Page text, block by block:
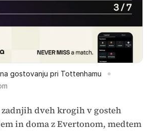
gostovanju pri Tottenhamu
zadnjih dveh krogih v gosteh
in doma z Evertonom, medtem